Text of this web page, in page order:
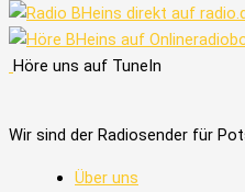
Höre uns auf TuneIn
Wir sind der Radiosender für
Über uns